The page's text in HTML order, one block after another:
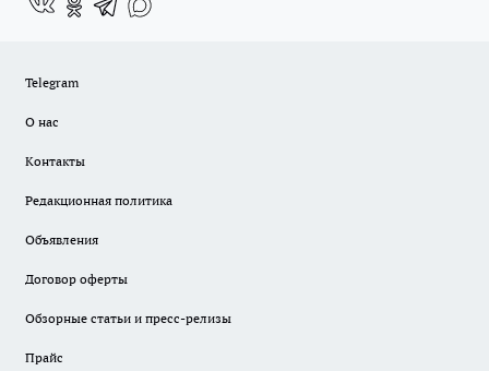
Telegram
О нас
Контакты
Редакционная политика
Объявления
Договор оферты
Обзорные статьи и пресс-релизы
Прайс